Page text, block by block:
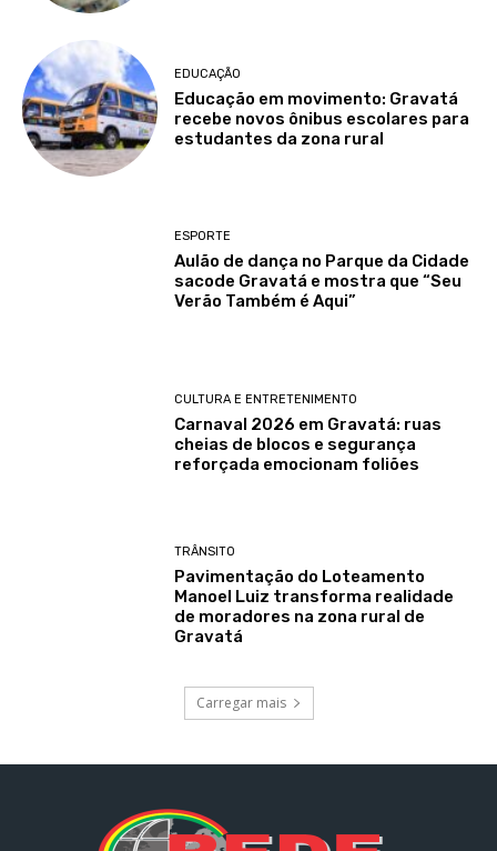
EDUCAÇÃO
Educação em movimento: Gravatá
recebe novos ônibus escolares para
estudantes da zona rural
ESPORTE
Aulão de dança no Parque da Cidade
sacode Gravatá e mostra que “Seu
Verão Também é Aqui”
CULTURA E ENTRETENIMENTO
Carnaval 2026 em Gravatá: ruas
cheias de blocos e segurança
reforçada emocionam foliões
TRÂNSITO
Pavimentação do Loteamento
Manoel Luiz transforma realidade
de moradores na zona rural de
Gravatá
Carregar mais